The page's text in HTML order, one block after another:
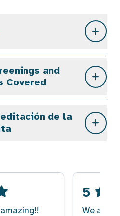
and
Covered
de la
5
We